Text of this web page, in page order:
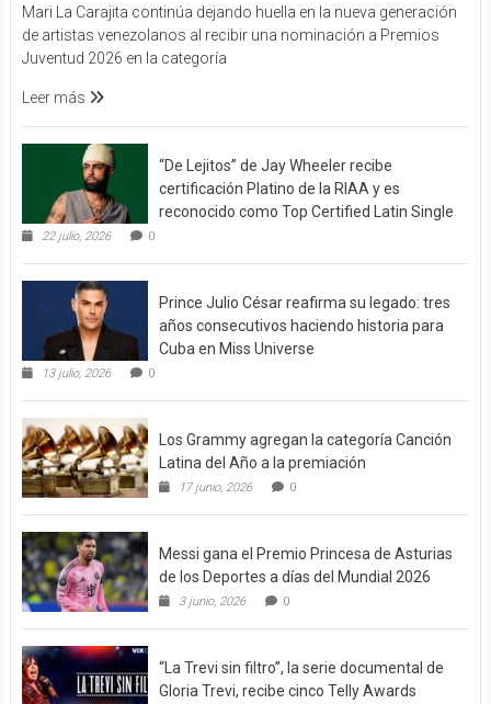
Mari La Carajita continúa dejando huella en la nueva generación
de artistas venezolanos al recibir una nominación a Premios
Juventud 2026 en la categoría
Leer más
“De Lejitos” de Jay Wheeler recibe
certificación Platino de la RIAA y es
reconocido como Top Certified Latin Single
22 julio, 2026 0
Prince Julio César reafirma su legado: tres
años consecutivos haciendo historia para
Cuba en Miss Universe
13 julio, 2026 0
Los Grammy agregan la categoría Canción
Latina del Año a la premiación
17 junio, 2026 0
Messi gana el Premio Princesa de Asturias
de los Deportes a días del Mundial 2026
3 junio, 2026 0
“La Trevi sin filtro”, la serie documental de
Gloria Trevi, recibe cinco Telly Awards